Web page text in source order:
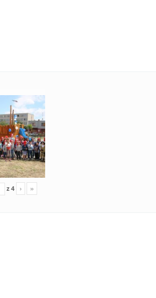
z4 › »